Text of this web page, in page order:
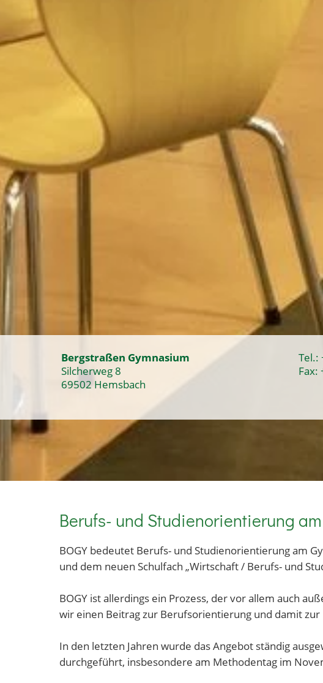
Bergstraßen Gymnasium
Silcherweg 8
69502 Hemsbach
Tel.:
Fax:
Berufs- und Studienorientierung
BOGY bedeutet Berufs- und Studienorientierung am
und dem neuen Schulfach „Wirtschaft / Berufs- und
BOGY ist allerdings ein Prozess, der vor allem auch
wir einen Beitrag zur Berufsorientierung und damit
In den letzten Jahren wurde das Angebot ständig
durchgeführt, insbesondere am Methodentag im